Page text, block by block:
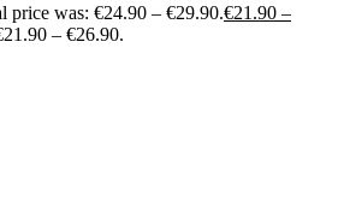
price was: €24.90 – €29.90.€21.90 –
– €26.90.